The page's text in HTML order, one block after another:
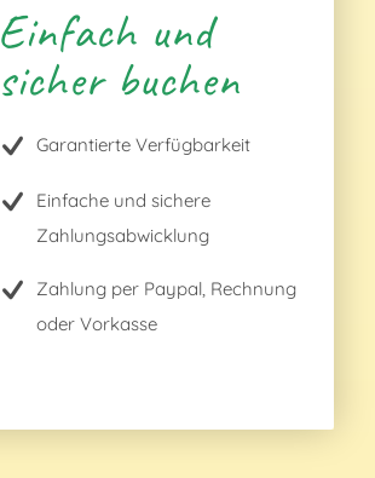
Einfach und
sicher buchen
Garantierte Verfügbarkeit
Einfache und sichere
Zahlungsabwicklung
Zahlung per Paypal, Rechnung
oder Vorkasse